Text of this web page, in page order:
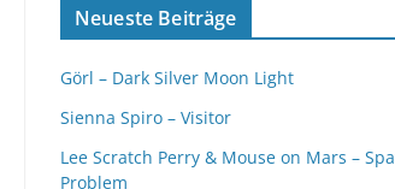
Neueste Beiträge
Görl – Dark Silver Moon Light
Sienna Spiro – Visitor
Lee Scratch Perry & Mouse on Mars –
Problem